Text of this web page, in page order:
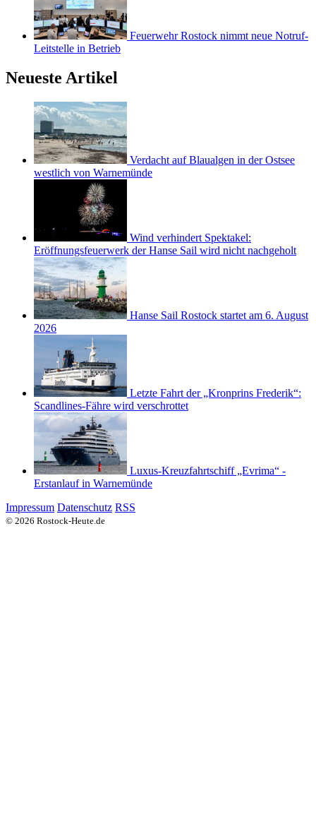
Feuerwehr Rostock nimmt neue Notruf-
Leitstelle in Betrieb
Neueste Artikel
Verdacht auf Blaualgen in der Ostsee
westlich von Warnemünde
Wind verhindert Spektakel:
Eröffnungsfeuerwerk der Hanse Sail wird nicht nachgeholt
Hanse Sail Rostock startet am 6. August
2026
Letzte Fahrt der „Kronprins Frederik“:
Scandlines-Fähre wird verschrottet
Luxus-Kreuzfahrtschiff „Evrima“ -
Erstanlauf in Warnemünde
Impressum Datenschutz RSS
© 2026 Rostock-Heute.de